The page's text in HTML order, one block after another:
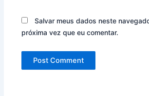
Salvar meus dados neste
próxima vez que eu comentar.